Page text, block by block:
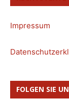
Impressum
FOLGEN SIE